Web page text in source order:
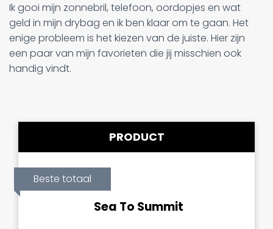
Ik gooi mijn zonnebril, telefoon, oordopjes en wat
geld in mijn drybag en ik ben klaar om te gaan. Het
enige probleem is het kiezen van de juiste. Hier zijn
een paar van mijn favorieten die jij misschien ook
handig vindt.
PRODUCT
Beste totaal
Sea To Summit